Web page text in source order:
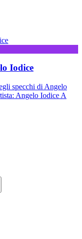
Iodice
specchi di Angelo
Angelo Iodice A